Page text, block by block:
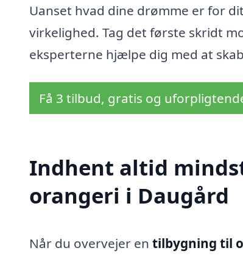
Uanset hvad dine drømme er for
virkelighed. Tag det første skridt
eksperterne hjælpe dig med at
Få 3 tilbud, gratis og
Indhent altid
orangeri i Daugård
Når du overvejer en tilbygning til